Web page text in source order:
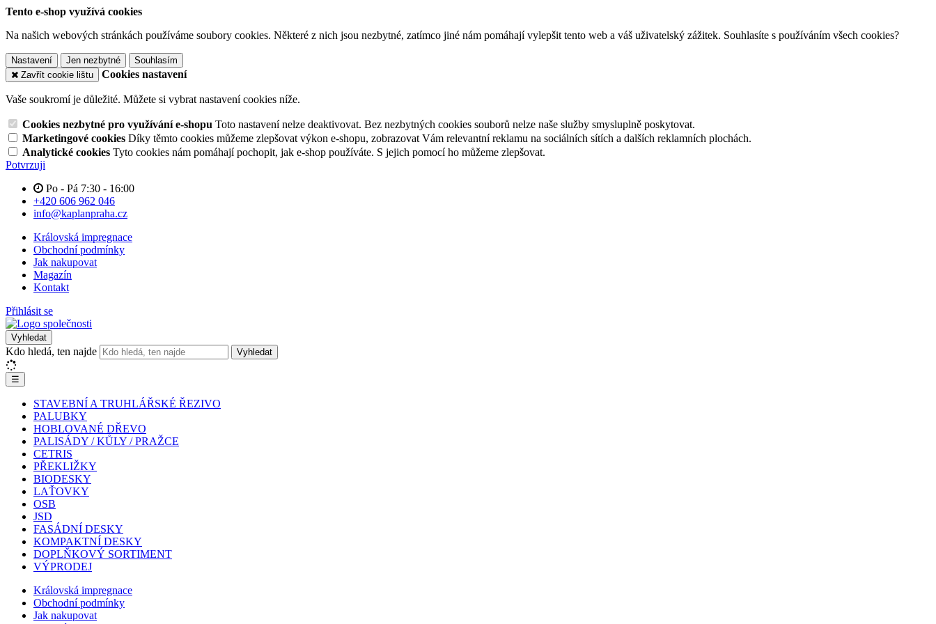
Tento e-shop využívá cookies
Na našich webových stránkách používáme soubory cookies. Některé z nich jsou nezbytné, zatímco jiné nám pomáhají vylepšit tento web a váš uživatelský zážitek. Souhlasíte s používáním všech cookies?
Nastavení Jen nezbytné
Souhlasím
Zavřít cookie lištu
Cookies nastavení
Vaše soukromí je důležité. Můžete si vybrat nastavení cookies níže.
Cookies nezbytné pro využívání e-shopu Toto nastavení nelze deaktivovat. Bez nezbytných cookies souborů nelze naše služby smysluplně poskytovat.
Marketingové cookies Díky těmto cookies můžeme zlepšovat výkon e-shopu, zobrazovat Vám relevantní reklamu na sociálních sítích a dalších reklamních plochách.
Analytické cookies Tyto cookies nám pomáhají pochopit, jak e-shop používáte. S jejich pomocí ho můžeme zlepšovat.
Potvrzuji
Po - Pá 7:30 - 16:00
+420 606 962 046
info@kaplanpraha.cz
Královská impregnace
Obchodní podmínky
Jak nakupovat
Magazín
Kontakt
Přihlásit se
Vyhledat
Kdo hledá, ten najde Vyhledat
☰
STAVEBNÍ A TRUHLÁŘSKÉ ŘEZIVO
PALUBKY
HOBLOVANÉ DŘEVO
PALISÁDY / KŮLY / PRAŽCE
CETRIS
PŘEKLIŽKY
BIODESKY
LAŤOVKY
OSB
JSD
FASÁDNÍ DESKY
KOMPAKTNÍ DESKY
DOPLŇKOVÝ SORTIMENT
VÝPRODEJ
Královská impregnace
Obchodní podmínky
Jak nakupovat